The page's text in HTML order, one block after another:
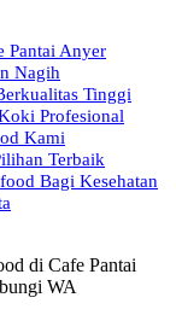
Pantai Anyer
Nagih
Tinggi
Profesional
Kami
Terbaik
Bagi Kesehatan